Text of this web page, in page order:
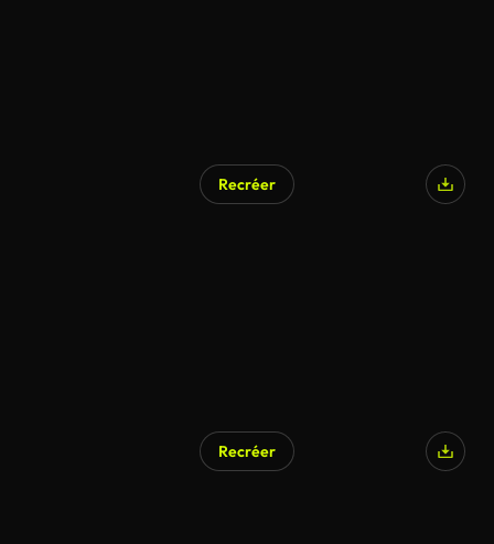
Recréer
Recréer